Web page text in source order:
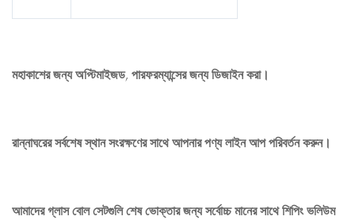
মহাকাশের জন্য অপ্টিমাইজড, পারফরম্যান্সের জন্য ডিজাইন করা।
রান্নাঘরের সর্বশেষ স্থান সংরক্ষণের সাথে আপনার পণ্য লাইন আপ পরিবর্তন করুন।
আমাদের গ্লাস বোল সেটগুলি শেষ ভোক্তার জন্য সর্বোচ্চ মানের সাথে শিপিং ভলিউম